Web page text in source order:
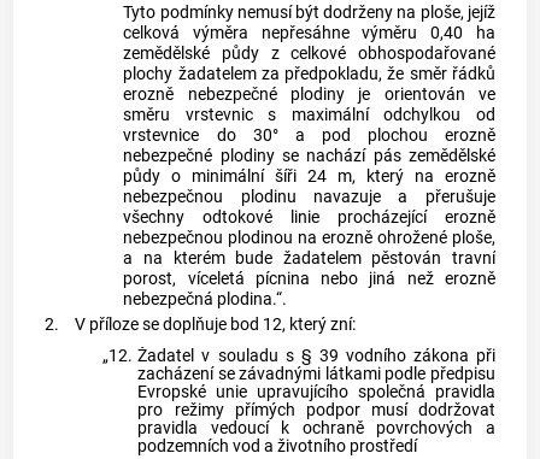
Tyto podmínky nemusí být dodrženy na ploše, jejíž
celková výměra nepřesáhne výměru 0,40 ha
zemědělské půdy z celkové obhospodařované
plochy žadatelem za předpokladu, že směr řádků
erozně nebezpečné plodiny je orientován ve
směru vrstevnic s maximální odchylkou od
vrstevnice do 30° a pod plochou erozně
nebezpečné plodiny se nachází pás zemědělské
půdy o minimální šíři 24 m, který na erozně
nebezpečnou plodinu navazuje a přerušuje
všechny odtokové linie procházející erozně
nebezpečnou plodinou na erozně ohrožené ploše,
a na kterém bude žadatelem pěstován travní
porost, víceletá pícnina nebo jiná než erozně
nebezpečná plodina.“.
2.
V příloze se doplňuje bod 12, který zní:
„12. Žadatel v souladu s § 39 vodního zákona při
zacházení se závadnými látkami podle předpisu
Evropské unie upravujícího společná pravidla
pro režimy přímých podpor musí dodržovat
pravidla vedoucí k ochraně povrchových a
podzemních vod a životního prostředí